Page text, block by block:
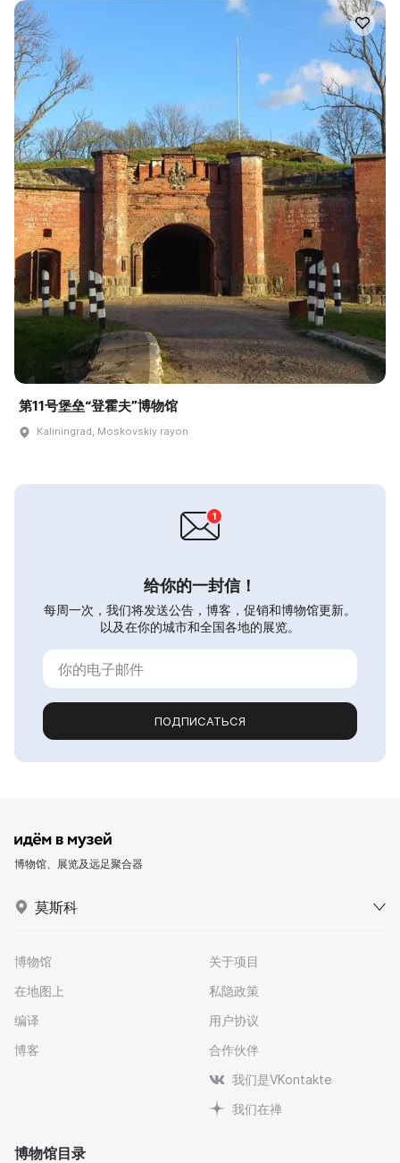
第11号堡垒“登霍夫”博物馆
Kaliningrad, Moskovskiy rayon
给你的一封信！
每周一次，我们将发送公告，博客，促销和博物馆更新。
以及在你的城市和全国各地的展览。
ПОДПИСАТЬСЯ
博物馆、展览及远足聚合器
莫斯科
博物馆
在地图上
编译
博客
关于项目
私隐政策
用户协议
合作伙伴
我们是VKontakte
我们在禅
博物馆目录